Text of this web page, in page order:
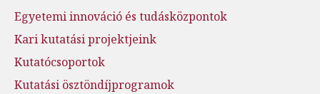
Egyetemi innováció és tudásközpontok
Kari kutatási projektjeink
Kutatócsoportok
Kutatási ösztöndíjprogramok